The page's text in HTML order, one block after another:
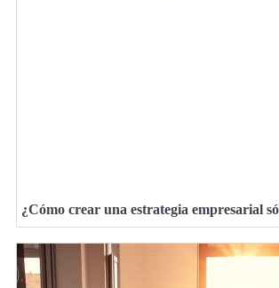
¿Cómo crear una estrategia empresarial